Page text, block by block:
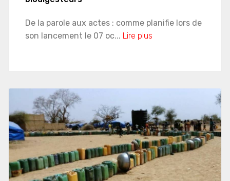
De la parole aux actes : comme planifie lors de
son lancement le 07 oc... Lire plus